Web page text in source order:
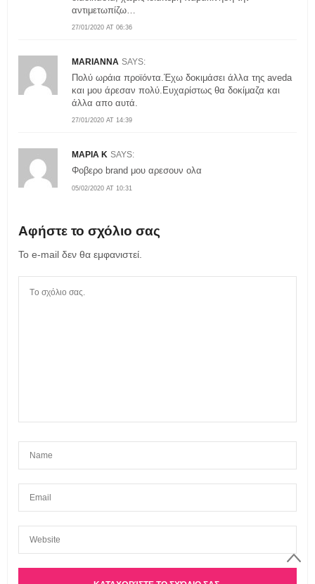
27/01/2020 AT 06:36
αντιμετωπίζω…
MARIANNA SAYS:
27/01/2020 AT 14:39
Πολύ ωράια προϊόντα.Έχω δοκιμάσει άλλα της aveda
και μου άρεσαν πολύ.Ευχαρίστως θα δοκίμαζα και
άλλα απο αυτά.
ΜΑΡΙΑ Κ SAYS:
05/02/2020 AT 10:31
Φοβερο brand μου αρεσουν ολα
Αφήστε το σχόλιο σας
Το e-mail δεν θα εμφανιστεί.